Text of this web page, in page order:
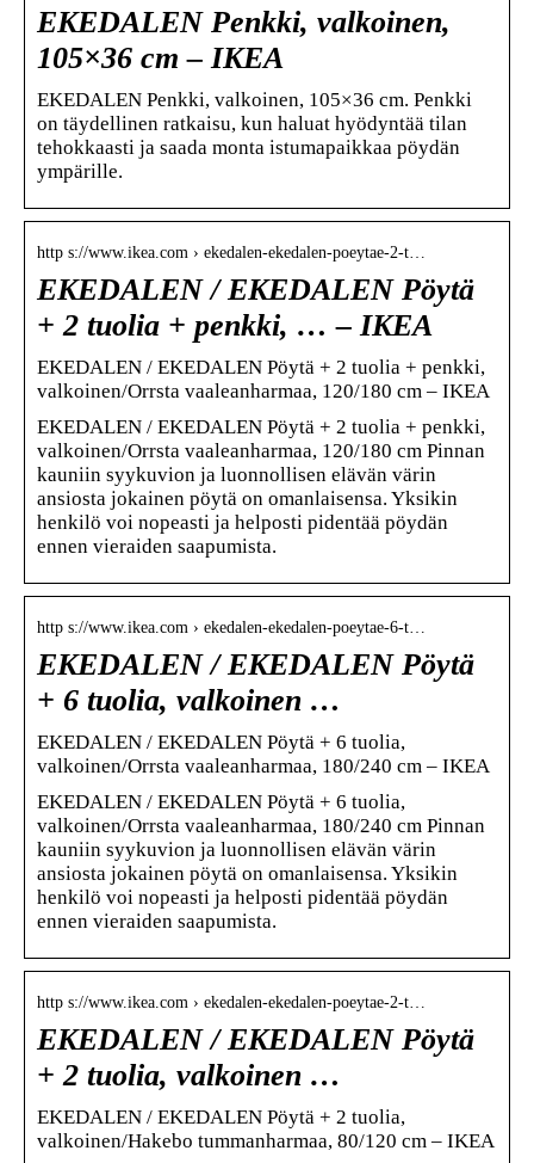
EKEDALEN Penkki, valkoinen,
105×36 cm – IKEA
EKEDALEN Penkki, valkoinen, 105×36 cm. Penkki
on täydellinen ratkaisu, kun haluat hyödyntää tilan
tehokkaasti ja saada monta istumapaikkaa pöydän
ympärille.
http s://www.ikea.com › ekedalen-ekedalen-poeytae-2-t…
EKEDALEN / EKEDALEN Pöytä
+ 2 tuolia + penkki, … – IKEA
EKEDALEN / EKEDALEN Pöytä + 2 tuolia + penkki,
valkoinen/Orrsta vaaleanharmaa, 120/180 cm – IKEA
EKEDALEN / EKEDALEN Pöytä + 2 tuolia + penkki,
valkoinen/Orrsta vaaleanharmaa, 120/180 cm Pinnan
kauniin syykuvion ja luonnollisen elävän värin
ansiosta jokainen pöytä on omanlaisensa. Yksikin
henkilö voi nopeasti ja helposti pidentää pöydän
ennen vieraiden saapumista.
http s://www.ikea.com › ekedalen-ekedalen-poeytae-6-t…
EKEDALEN / EKEDALEN Pöytä
+ 6 tuolia, valkoinen …
EKEDALEN / EKEDALEN Pöytä + 6 tuolia,
valkoinen/Orrsta vaaleanharmaa, 180/240 cm – IKEA
EKEDALEN / EKEDALEN Pöytä + 6 tuolia,
valkoinen/Orrsta vaaleanharmaa, 180/240 cm Pinnan
kauniin syykuvion ja luonnollisen elävän värin
ansiosta jokainen pöytä on omanlaisensa. Yksikin
henkilö voi nopeasti ja helposti pidentää pöydän
ennen vieraiden saapumista.
http s://www.ikea.com › ekedalen-ekedalen-poeytae-2-t…
EKEDALEN / EKEDALEN Pöytä
+ 2 tuolia, valkoinen …
EKEDALEN / EKEDALEN Pöytä + 2 tuolia,
valkoinen/Hakebo tummanharmaa, 80/120 cm – IKEA